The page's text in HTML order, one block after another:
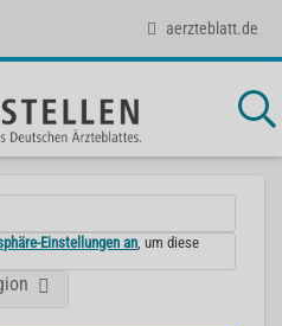
aerzteblatt.de
Einstellungen an , um diese